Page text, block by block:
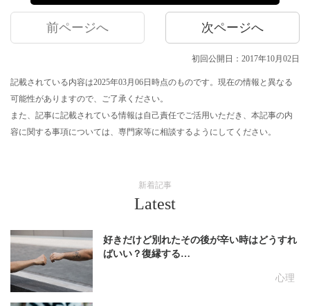
前ページへ 次ページへ
初回公開日：2017年10月02日
記載されている内容は2025年03月06日時点のものです。現在の情報と異なる
可能性がありますので、ご了承ください。
また、記事に記載されている情報は自己責任でご活用いただき、本記事の内
容に関する事項については、専門家等に相談するようにしてください。
新着記事
Latest
心理
好きだけど別れたその後が辛い時はどうすれ
ばいい？復縁する…